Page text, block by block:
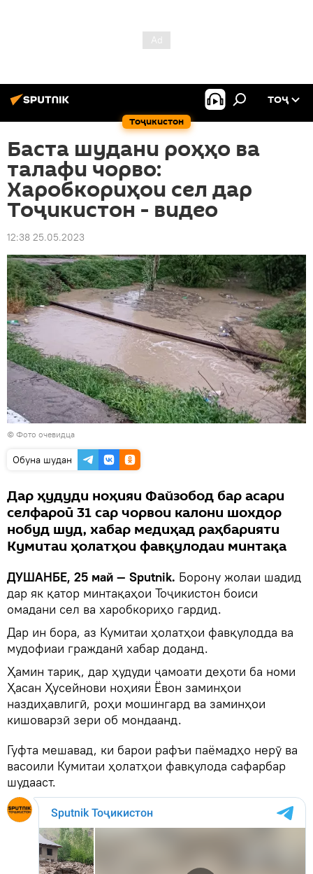
Тоҷикистон
ТОҶ
Баста шудани роҳҳо ва
талафи чорво:
Харобкориҳои сел дар
Тоҷикистон - видео
12:38 25.05.2023
© Фото очевидца
Обуна шудан
Дар ҳудуди ноҳияи Файзобод бар асари
селфароӣ 31 сар чорвои калони шохдор
нобуд шуд, хабар медиҳад раҳбарияти
Кумитаи ҳолатҳои фавқулодаи минтақа
ДУШАНБЕ, 25 май — Sputnik. Борону жолаи шадид
дар як қатор минтақаҳои Тоҷикистон боиси
омадани сел ва харобкориҳо гардид.
Дар ин бора, аз Кумитаи ҳолатҳои фавқулодда ва
мудофиаи гражданӣ хабар доданд.
Ҳамин тариқ, дар ҳудуди ҷамоати деҳоти ба номи
Ҳасан Ҳусейнови ноҳияи Ёвон заминҳои
наздиҳавлигӣ, роҳи мошингард ва заминҳои
кишоварзӣ зери об мондаанд.
Гуфта мешавад, ки барои рафъи паёмадҳо нерӯ ва
васоили Кумитаи ҳолатҳои фавқулода сафарбар
шудааст.